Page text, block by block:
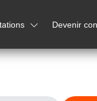
Devenir